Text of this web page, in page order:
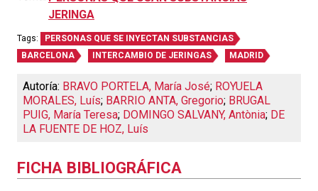
JERINGA
Tags:
PERSONAS QUE SE INYECTAN SUBSTANCIAS
BARCELONA
INTERCAMBIO DE JERINGAS MADRID
Autoría: BRAVO PORTELA, María José; ROYUELA
MORALES, Luís; BARRIO ANTA, Gregorio; BRUGAL
PUIG, María Teresa; DOMINGO SALVANY, Antònia; DE
LA FUENTE DE HOZ, Luís
FICHA BIBLIOGRÁFICA